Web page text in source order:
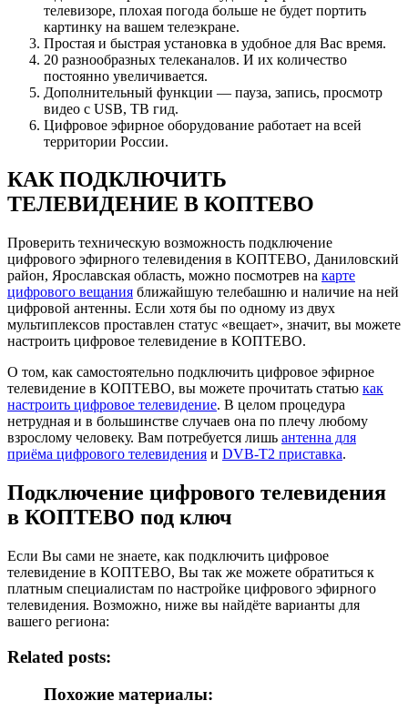
телевизоре, плохая погода больше не будет портить
картинку на вашем телеэкране.
Простая и быстрая установка в удобное для Вас время.
20 разнообразных телеканалов. И их количество
постоянно увеличивается.
Дополнительный функции — пауза, запись, просмотр
видео с USB, ТВ гид.
Цифровое эфирное оборудование работает на всей
территории России.
КАК ПОДКЛЮЧИТЬ
ТЕЛЕВИДЕНИЕ В КОПТЕВО
Проверить техническую возможность подключение
цифрового эфирного телевидения в КОПТЕВО, Даниловский
район, Ярославская область, можно посмотрев на карте
цифрового вещания ближайшую телебашню и наличие на ней
цифровой антенны. Если хотя бы по одному из двух
мультиплексов проставлен статус «вещает», значит, вы можете
настроить цифровое телевидение в КОПТЕВО.
О том, как самостоятельно подключить цифровое эфирное
телевидение в КОПТЕВО, вы можете прочитать статью как
настроить цифровое телевидение. В целом процедура
нетрудная и в большинстве случаев она по плечу любому
взрослому человеку. Вам потребуется лишь антенна для
приёма цифрового телевидения и DVB-T2 приставка.
Подключение цифрового телевидения
в КОПТЕВО под ключ
Если Вы сами не знаете, как подключить цифровое
телевидение в КОПТЕВО, Вы так же можете обратиться к
платным специалистам по настройке цифрового эфирного
телевидения. Возможно, ниже вы найдёте варианты для
вашего региона:
Related posts:
Похожие материалы: